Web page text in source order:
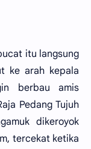
itu langsung
ke arah kepala
berbau amis
Pedang Tujuh
dikeroyok
tercekat ketika